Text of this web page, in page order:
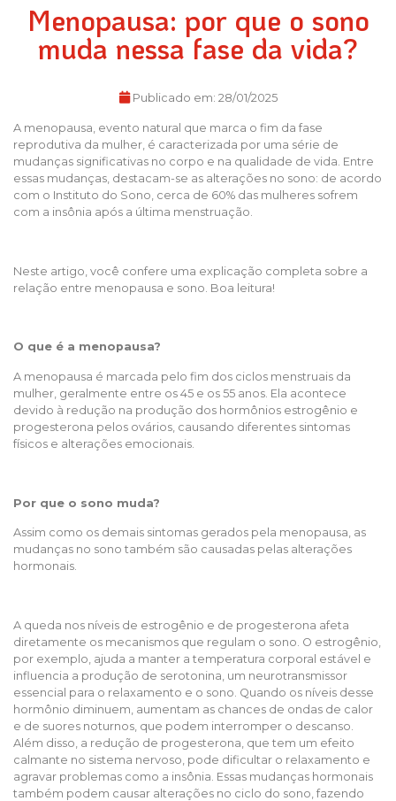
Menopausa: por que o sono
muda nessa fase da vida?
Publicado em: 28/01/2025
A menopausa, evento natural que marca o fim da fase
reprodutiva da mulher, é caracterizada por uma série de
mudanças significativas no corpo e na qualidade de vida. Entre
essas mudanças, destacam-se as alterações no sono: de acordo
com o Instituto do Sono, cerca de 60% das mulheres sofrem
com a insônia após a última menstruação.
Neste artigo, você confere uma explicação completa sobre a
relação entre menopausa e sono. Boa leitura!
O que é a menopausa?
A menopausa é marcada pelo fim dos ciclos menstruais da
mulher, geralmente entre os 45 e os 55 anos. Ela acontece
devido à redução na produção dos hormônios estrogênio e
progesterona pelos ovários, causando diferentes sintomas
físicos e alterações emocionais.
Por que o sono muda?
Assim como os demais sintomas gerados pela menopausa, as
mudanças no sono também são causadas pelas alterações
hormonais.
A queda nos níveis de estrogênio e de progesterona afeta
diretamente os mecanismos que regulam o sono. O estrogênio,
por exemplo, ajuda a manter a temperatura corporal estável e
influencia a produção de serotonina, um neurotransmissor
essencial para o relaxamento e o sono. Quando os níveis desse
hormônio diminuem, aumentam as chances de ondas de calor
e de suores noturnos, que podem interromper o descanso.
Além disso, a redução de progesterona, que tem um efeito
calmante no sistema nervoso, pode dificultar o relaxamento e
agravar problemas como a insônia. Essas mudanças hormonais
também podem causar alterações no ciclo do sono, fazendo